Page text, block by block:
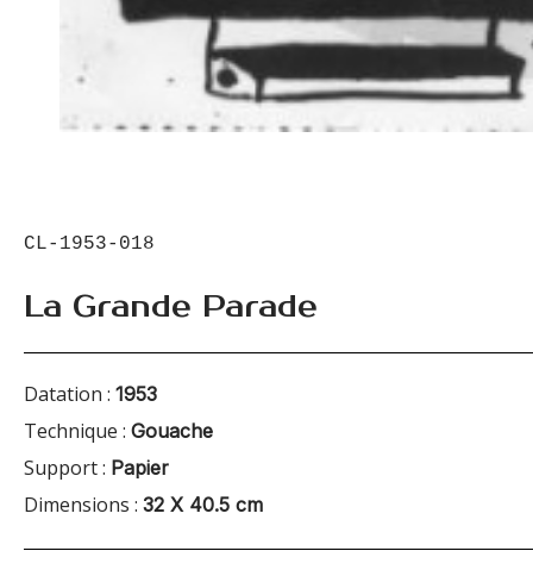
CL-1953-018
La Grande Parade
Datation : 1953
Technique : Gouache
Support : Papier
Dimensions : 32 X 40.5 cm